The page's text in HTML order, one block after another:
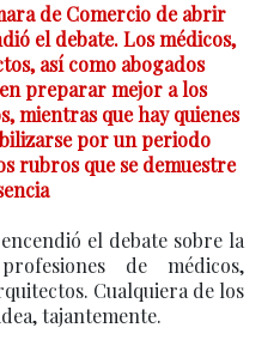
de Comercio de abrir
el debate. Los médicos,
así como abogados
preparar mejor a los
mientras que hay quienes
por un periodo
rubros que se demuestre
el debate sobre la
de médicos,
Cualquiera de los
tajantemente.